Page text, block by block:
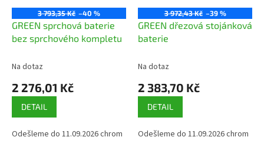
3 793,35 Kč –40 %
GREEN sprchová baterie
bez sprchového kompletu
Na dotaz
2 276,01 Kč
DETAIL
Odešleme do 11.09.2026 chrom
3 972,43 Kč –39 %
GREEN dřezová stojánková
baterie
Na dotaz
2 383,70 Kč
DETAIL
Odešleme do 11.09.2026 chrom